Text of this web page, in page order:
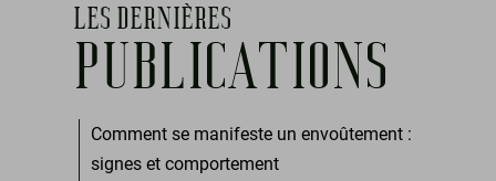
LES DERNIÈRES
PUBLICATIONS
Comment se manifeste un envoûtement :
signes et comportement